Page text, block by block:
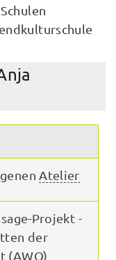
Atelier
Projekt -
der
(AWO)